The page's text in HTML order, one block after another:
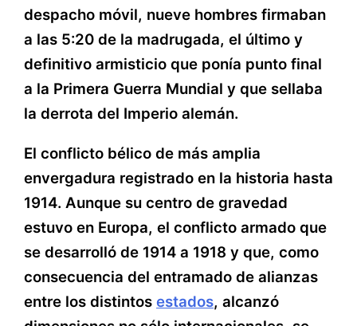
despacho móvil, nueve hombres firmaban
a las 5:20 de la madrugada, el último y
definitivo armisticio que ponía punto final
a la Primera Guerra Mundial y que sellaba
la derrota del Imperio alemán.
El conflicto bélico de más amplia
envergadura registrado en la historia hasta
1914. Aunque su centro de gravedad
estuvo en Europa, el conflicto armado que
se desarrolló de 1914 a 1918 y que, como
consecuencia del entramado de alianzas
entre los distintos estados, alcanzó